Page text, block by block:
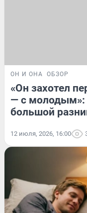
ОН И ОНА ОБЗОР
«Он захотел
— с молодым»:
большой
12 июля, 2026, 16:00